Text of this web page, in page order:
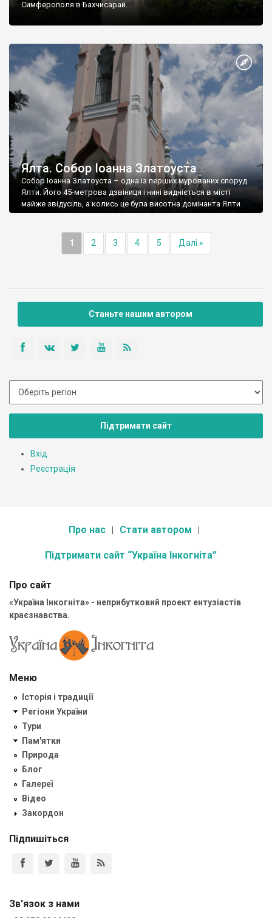
Симферополя в Бахчисарай.
Ялта. Собор Іоанна Златоуста
Собор Іоанна Златоуста – одна із перших мурованих споруд
Ялти. Його 45-метрова дзвіниця і нині видніється в місті
майже звідусіль, а колись це була висотна домінанта Ялти.
1 2 3 4 5 Далі »
Станьте нашим автором
Підтримати сайт
Вхід
Реєстрація
Про нас Стати автором
Підтримати сайт “Україна Інкогніта”
Про сайт
«Україна Інкогніта» - неприбутковий проект ентузіастів
краєзнавства.
Меню
Історія і традиції
Регіони України
Тури
Пам'ятки
Природа
Блог
Галереї
Відео
Закордон
Підпишіться
Зв'язок з нами